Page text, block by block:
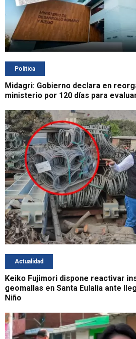
Política
Midagri: Gobierno declara en
ministerio por 120 días para
Actualidad
Keiko Fujimori dispone reactivar
geomallas en Santa Eulalia ante
Niño